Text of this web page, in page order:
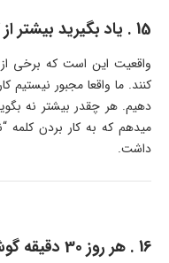
15 . یاد بگیرید بیشتر از کلمه “نه” استفاده کنید
واقعیت این است که برخی
کنند. ما واقعا مجبور نیستیم
دهیم. هر چقدر بیشتر نه
میدهم که به کار بردن کلمه
داشت.
16 . هر روز